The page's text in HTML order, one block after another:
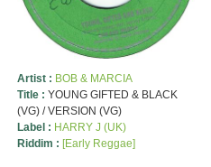
Artist : BOB & MARCIA
Title : YOUNG GIFTED & BLACK
(VG) / VERSION (VG)
Label : HARRY J (UK)
Riddim : [Early Reggae]